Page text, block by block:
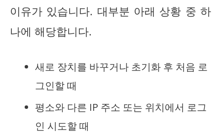
이유가 있습니다. 대부분 아래 상황 중 하
나에 해당합니다.
새로 장치를 바꾸거나 초기화 후 처음 로
그인할 때
평소와 다른 IP 주소 또는 위치에서 로그
인 시도할 때